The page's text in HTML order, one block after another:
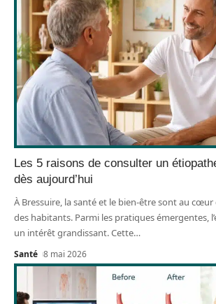
Les 5 raisons de consulter un
dès aujourd’hui
À Bressuire, la santé et le bien-être sont au
des habitants. Parmi les pratiques émergentes,
un intérêt grandissant. Cette…
Santé 8 mai 2026